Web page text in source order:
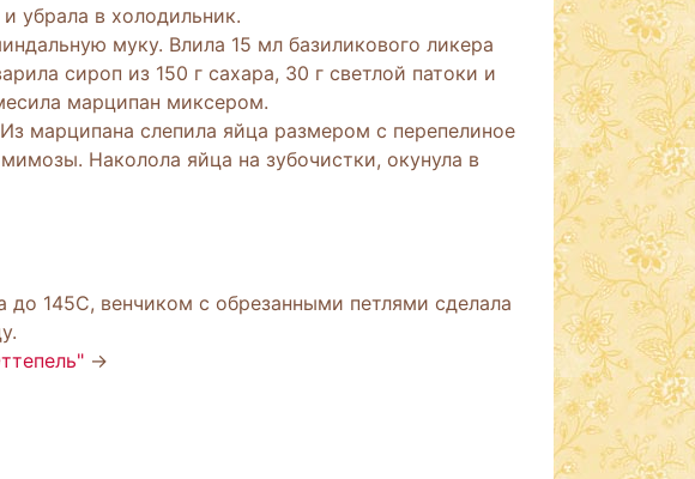
убрала в холодильник.
муку. Влила 15 мл базиликового ликера
сироп из 150 г сахара, 30 г светлой патоки и
марципан миксером.
марципана слепила яйца размером с перепелиное
Наколола яйца на зубочистки, окунула в
145С, венчиком с обрезанными петлями сделала
→